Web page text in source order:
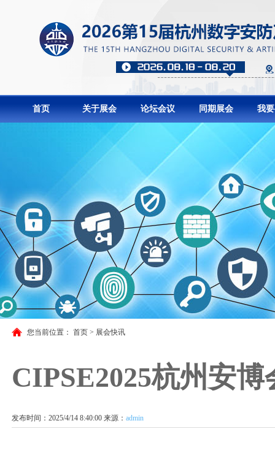
首页 关于展会 论坛会议 同期展会 我
您当前位置： 首页 > 展会快讯
CIPSE2025杭州安
发布时间：2025/4/14 8:40:00 来源： admin